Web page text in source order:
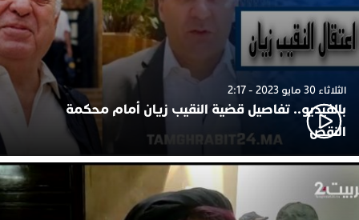
الثلاثاء 30 مايو 2023 - 2:17
بالفيديو.. تفاصيل قضية النقيب زيان أمام محكمة
النقض